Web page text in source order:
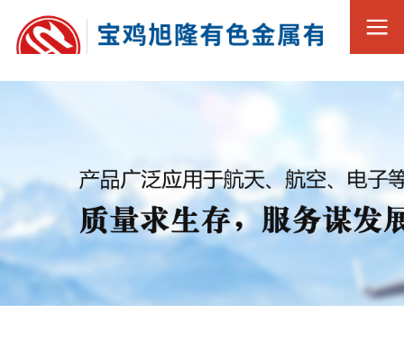
国
服
务
13369216168